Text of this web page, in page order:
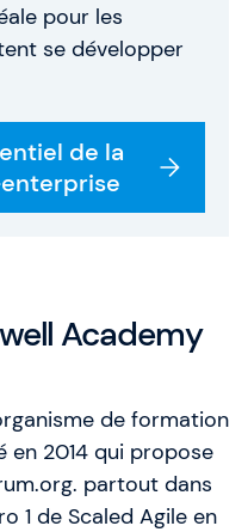
pour les
se développer
de la
Academy
de formation
en 2014 qui propose
partout dans
1 de Scaled Agile en